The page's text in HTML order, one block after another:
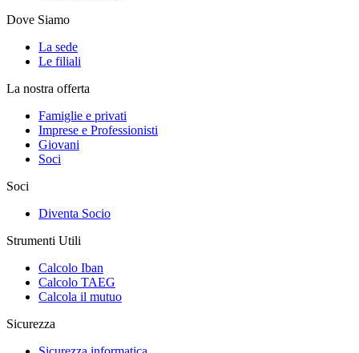
Dove Siamo
La sede
Le filiali
La nostra offerta
Famiglie e privati
Imprese e Professionisti
Giovani
Soci
Soci
Diventa Socio
Strumenti Utili
Calcolo Iban
Calcolo TAEG
Calcola il mutuo
Sicurezza